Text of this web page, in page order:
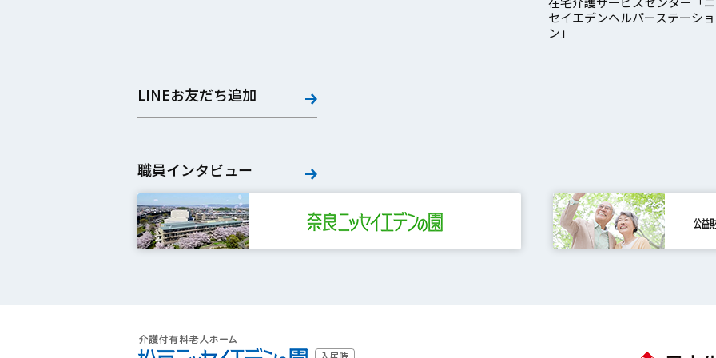
セイエデンヘルパーステーショ
ン」
LINEお友だち追加
職員インタビュー